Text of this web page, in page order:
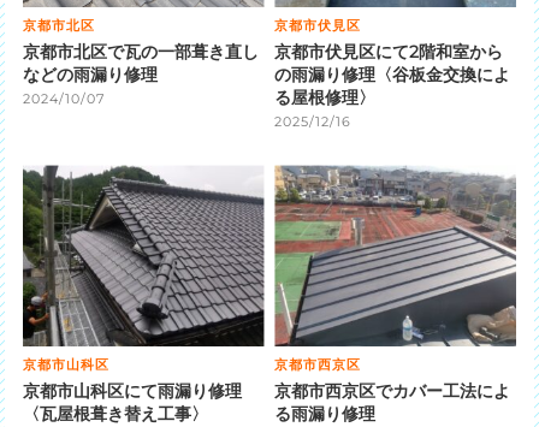
京都市北区
京都市北区で瓦の一部葺き直し
などの雨漏り修理
2024/10/07
京都市伏見区
京都市伏見区にて2階和室から
の雨漏り修理〈谷板金交換によ
る屋根修理〉
2025/12/16
京都市山科区
京都市山科区にて雨漏り修理
〈瓦屋根葺き替え工事〉
京都市西京区
京都市西京区でカバー工法によ
る雨漏り修理